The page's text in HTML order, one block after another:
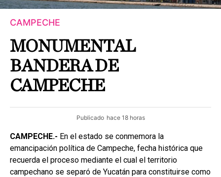
CAMPECHE
MONUMENTAL
BANDERA DE
CAMPECHE
Publicado hace 18 horas
CAMPECHE.- En el estado se conmemora la
emancipación política de Campeche, fecha histórica que
recuerda el proceso mediante el cual el territorio
campechano se separó de Yucatán para constituirse como